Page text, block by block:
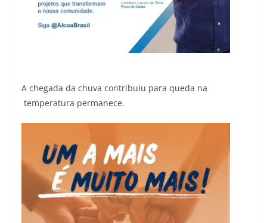
A chegada da chuva contribuiu para queda na
temperatura permanece.